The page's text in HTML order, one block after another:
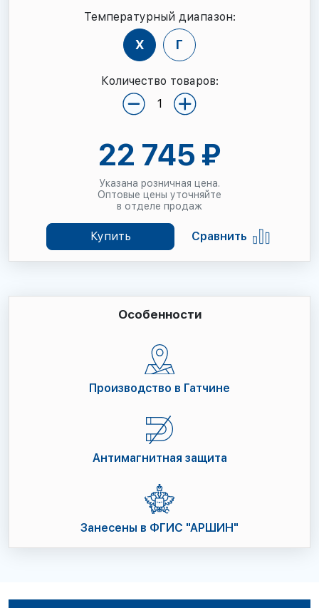
Температурный диапазон:
Х Г
Количество товаров:
22 745 ₽
Указана розничная цена.
Оптовые цены уточняйте
в отделе продаж
Купить Сравнить
Особенности
Производство в Гатчине
Антимагнитная защита
Занесены в ФГИС "АРШИН"